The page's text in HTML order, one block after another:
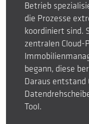
Betrieb
die Prozesse
koordiniert sind.
zentralen
begann, diese
Daraus entstand
Tool.